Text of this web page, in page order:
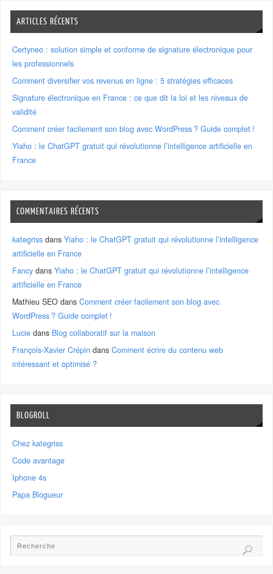
ARTICLES RÉCENTS
Certyneo : solution simple et conforme de signature électronique pour
les professionnels
Comment diversifier vos revenus en ligne : 5 stratégies efficaces
Signature électronique en France : ce que dit la loi et les niveaux de
validité
Comment créer facilement son blog avec WordPress ? Guide complet !
Yiaho : le ChatGPT gratuit qui révolutionne l’intelligence artificielle en
France
COMMENTAIRES RÉCENTS
kategriss dansYiaho : le ChatGPT gratuit qui révolutionne l’intelligence
artificielle en France
Fancy dansYiaho : le ChatGPT gratuit qui révolutionne l’intelligence
artificielle en France
Mathieu SEO dansComment créer facilement son blog avec
WordPress ? Guide complet !
Lucie dans Blog collaboratif sur la maison
François-Xavier Crépin dansComment écrire du contenu web
intéressant et optimisé ?
BLOGROLL
Chez kategriss
Code avantage
Iphone 4s
Papa Blogueur